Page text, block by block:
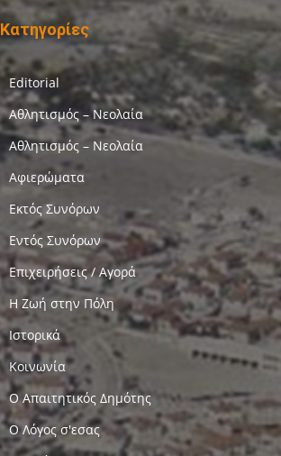
Κατηγορίες
Editorial
Αθλητισμός – Νεολαία
Αθλητισμός – Νεολαία
Αφιερώματα
Εκτός Συνόρων
Εντός Συνόρων
Επιχειρήσεις / Αγορά
Η Ζωή στην Πόλη
Ιστορικά
Κοινωνία
Ο Απαιτητικός Δημότης
Ο Λόγος σ'εσας